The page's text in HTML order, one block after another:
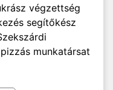
végzettség
segítőkész
munkatársat